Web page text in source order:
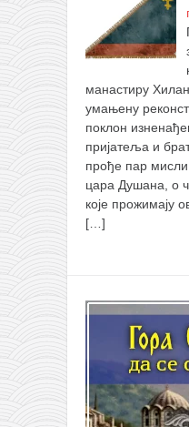
манастиру
умањену
поклон
пријатеља и
прође пар мисли
цара Душана, о
које прожимају
[…]